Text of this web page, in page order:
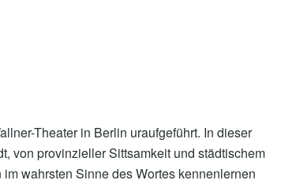
Theater in Berlin uraufgeführt. In dieser
von provinzieller Sittsamkeit und städtischem
wahrsten Sinne des Wortes kennenlernen